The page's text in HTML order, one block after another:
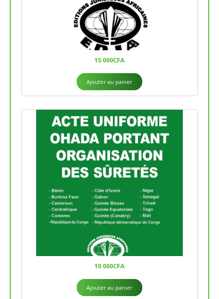
15 000CFA
Ajouter au panier
10 000CFA
Ajouter au panier